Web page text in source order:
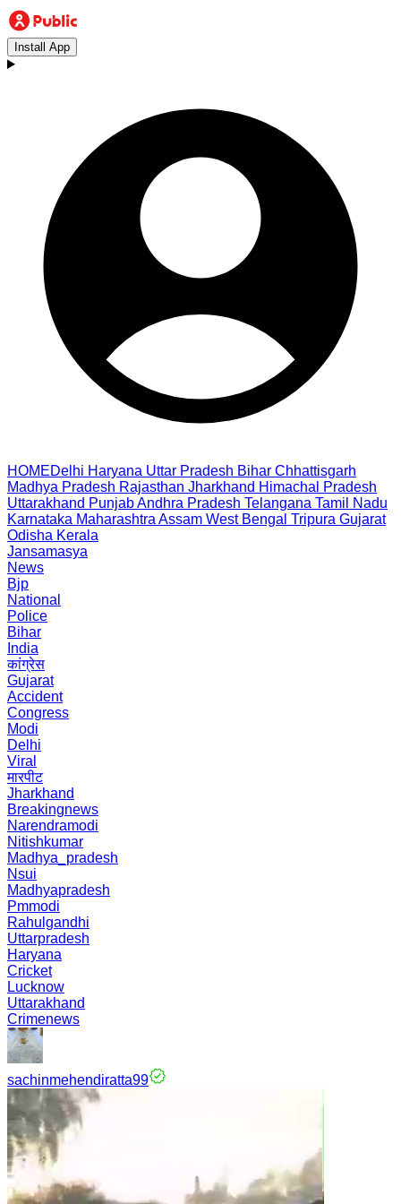
Install App
HOMEDelhi Haryana Uttar Pradesh Bihar Chhattisgarh
Madhya Pradesh Rajasthan Jharkhand Himachal Pradesh
Uttarakhand PunjabAndhra Pradesh Telangana Tamil Nadu
Karnataka Maharashtra Assam West Bengal Tripura Gujarat
Odisha Kerala
Jansamasya
News
Bjp
National
Police
Bihar
India
कांग्रेस
Gujarat
Accident
Congress
Modi
Delhi
Viral
मारपीट
Jharkhand
Breakingnews
Narendramodi
Nitishkumar
Madhya_pradesh
Nsui
Madhyapradesh
Pmmodi
Rahulgandhi
Uttarpradesh
Haryana
Cricket
Lucknow
Uttarakhand
Crimenews
sachinmehendiratta99